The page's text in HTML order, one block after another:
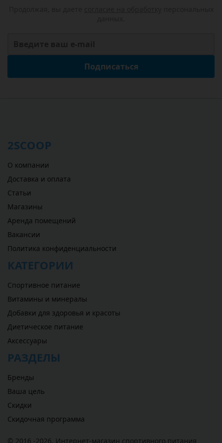
Подписаться
2SCOOP
О компании
Доставка и оплата
Статьи
Магазины
Аренда помещений
Вакансии
Политика конфиденциальности
КАТЕГОРИИ
Спортивное питание
Витамины и минералы
Добавки для здоровья и красоты
Диетическое питание
Аксессуары
РАЗДЕЛЫ
Бренды
Ваша цель
Скидки
Скидочная программа
© 2016 -2026, Интернет-магазин спортивного питания